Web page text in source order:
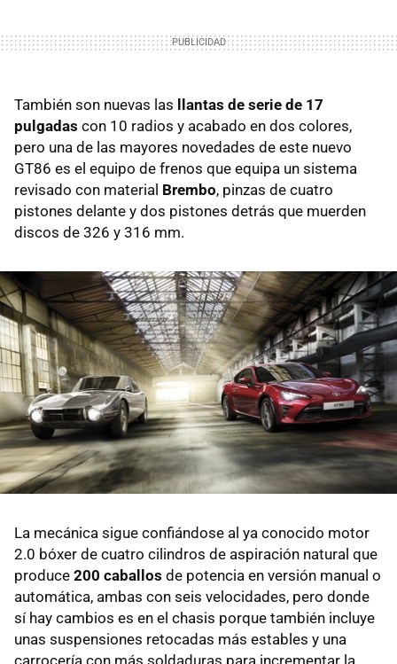
También son nuevas las llantas de serie de 17
pulgadas con 10 radios y acabado en dos colores,
pero una de las mayores novedades de este nuevo
GT86 es el equipo de frenos que equipa un sistema
revisado con material Brembo, pinzas de cuatro
pistones delante y dos pistones detrás que muerden
discos de 326 y 316 mm.
La mecánica sigue confiándose al ya conocido motor
2.0 bóxer de cuatro cilindros de aspiración natural que
produce 200 caballos de potencia en versión manual o
automática, ambas con seis velocidades, pero donde
sí hay cambios es en el chasis porque también incluye
unas suspensiones retocadas más estables y una